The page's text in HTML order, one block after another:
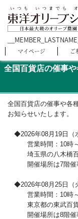
マイページ ご
全国百貨店の催事
全国百貨店の催事や各
お知らせいたします。
◆2026年08月19日（
営業時間：10時～
埼玉県の八木橋百
開催場所は7階催事
◆2026年08月25日（
営業時間：10時
東京都の東武百貨店
開催場所は8階催事